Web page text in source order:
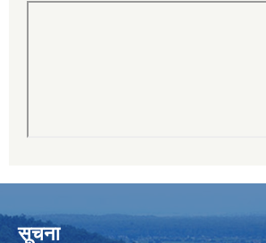
सूचना